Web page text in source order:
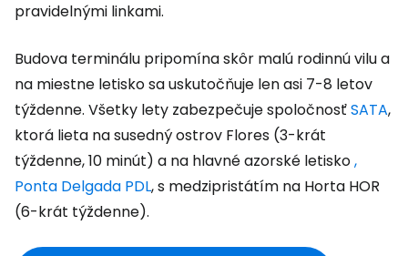
pravidelnými linkami.
Budova terminálu pripomína skôr malú rodinnú vilu a
na miestne letisko sa uskutočňuje len asi 7-8 letov
týždenne. Všetky lety zabezpečuje spoločnosťSATA,
ktorá lieta na susedný ostrov Flores (3-krát
týždenne, 10 minút) a na hlavné azorské letisko,
Ponta Delgada PDL, s medzipristátím na Horta HOR
(6-krát týždenne).